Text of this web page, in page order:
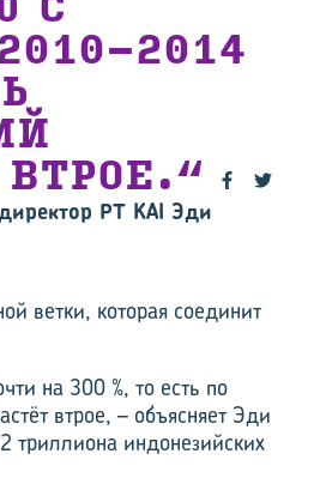
PT KAI Эди
ветки, которая соединит
на 300 %, то есть по
втрое, – объясняет Эди
триллиона индонезийских